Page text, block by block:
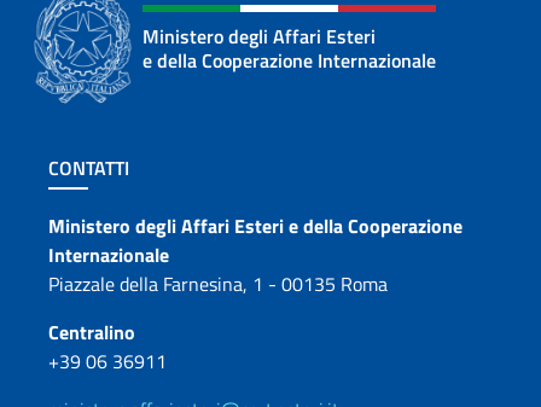
Ministero degli Affari Esteri
e della Cooperazione Internazionale
Sezione footer
CONTATTI
Contatti
Ministero degli Affari Esteri e della Cooperazione
Internazionale
Piazzale della Farnesina, 1 - 00135 Roma
Centralino
+39 06 36911